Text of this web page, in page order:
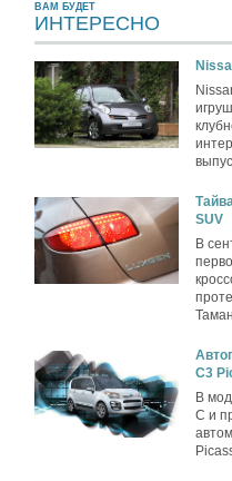
ВАМ БУДЕТ
ИНТЕРЕСНО
SUV
В
C3
В
C и